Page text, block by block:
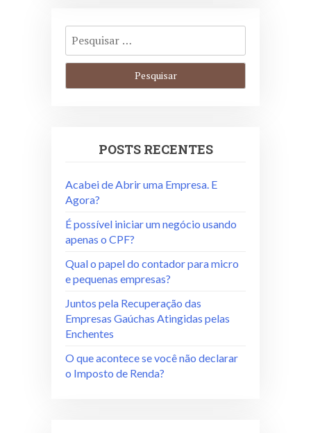
POSTS RECENTES
Acabei de Abrir uma Empresa. E
Agora?
É possível iniciar um negócio usando
apenas o CPF?
Qual o papel do contador para micro
e pequenas empresas?
Juntos pela Recuperação das
Empresas Gaúchas Atingidas pelas
Enchentes
O que acontece se você não declarar
o Imposto de Renda?